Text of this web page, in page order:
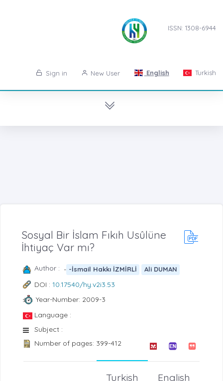
ISSN: 1308-6944
Sign in New User English Turkish
Sosyal Bir İslam Fıkıh Usûlüne
İhtiyaç Var mı?
Author : - -İsmail Hakkı İZMİRLİ Ali DUMAN
DOI : 10.17540/hy.v2i3.53
Year-Number: 2009-3
Language :
Subject :
Number of pages: 399-412
English
Turkish